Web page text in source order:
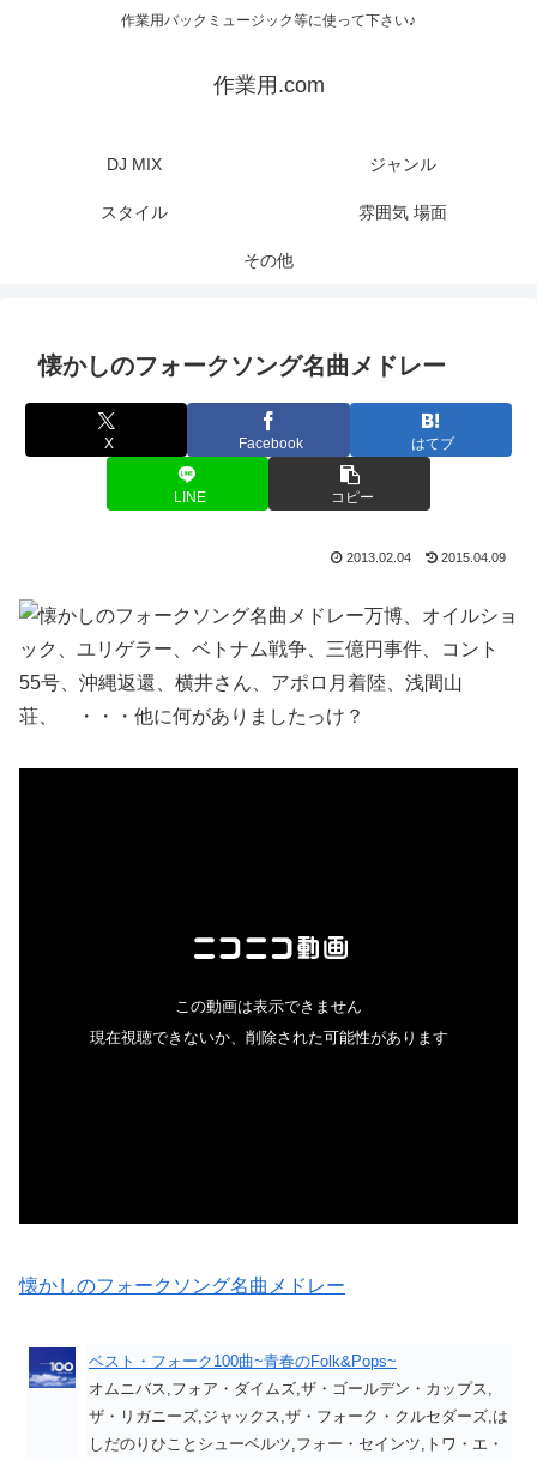
作業用バックミュージック等に使って下さい♪
作業用.com
DJ MIX ジャンル
スタイル 雰囲気 場面
その他
懐かしのフォークソング名曲メドレー
X Facebook はてブ
LINE コピー
2013.02.04 2015.04.09
万博、オイルショ
ック、ユリゲラー、ベトナム戦争、三億円事件、コント
55号、沖縄返還、横井さん、アポロ月着陸、浅間山
荘、 ・・・他に何がありましたっけ？
懐かしのフォークソング名曲メドレー
ベスト・フォーク100曲~青春のFolk&Pops~
オムニバス,フォア・ダイムズ,ザ・ゴールデン・カップス,
ザ・リガニーズ,ジャックス,ザ・フォーク・クルセダーズ,は
しだのりひことシューベルツ,フォー・セインツ,トワ・エ・